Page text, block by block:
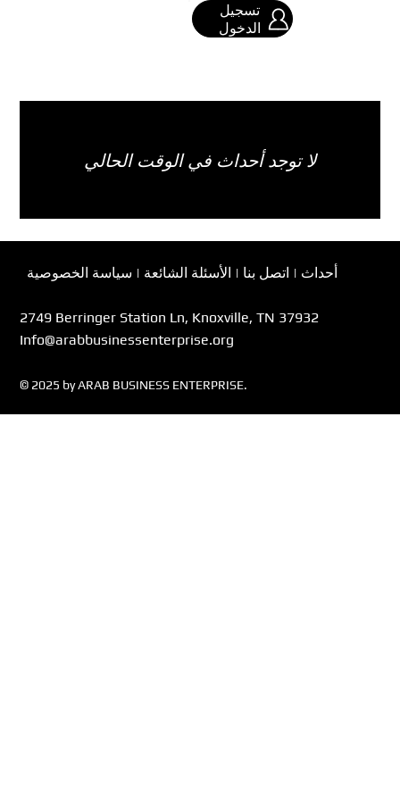
تسجيل
الدخول
لا توجد أحداث في الوقت الحالي
أحداث | اتصل بنا | الأسئلة الشائعة | سياسة الخصوصية
2749 Berringer Station Ln, Knoxville, TN 37932
Info@arabbusinessenterprise.org
© 2025 by ARAB BUSINESS ENTERPRISE.